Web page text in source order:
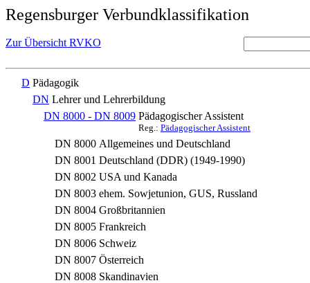
Regensburger Verbundklassifikation
Zur Übersicht RVKO
D Pädagogik
DN Lehrer und Lehrerbildung
DN 8000 - DN 8009 Pädagogischer Assistent
Reg.: Pädagogischer Assistent
DN 8000 Allgemeines und Deutschland
DN 8001 Deutschland (DDR) (1949-1990)
DN 8002 USA und Kanada
DN 8003 ehem. Sowjetunion, GUS, Russland
DN 8004 Großbritannien
DN 8005 Frankreich
DN 8006 Schweiz
DN 8007 Österreich
DN 8008 Skandinavien